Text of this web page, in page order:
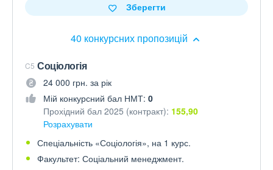
40 конкурсних пропозицій
Зберегти
C5 Соціологія
24 000 грн. за рік
Мій конкурсний бал НМТ: 0
Прохідний бал 2025 (контракт): 155,90
Розрахувати
Спеціальність «Соціологія», на 1 курс.
Факультет: Соціальний менеджмент.